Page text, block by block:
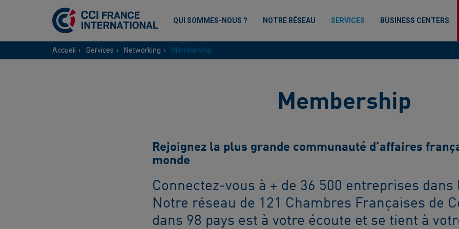
QUI SOMMES-NOUS ? NOTRE RÉSEAU SERVICES BUSINESS CENTERS
Accueil Services Networking Membership
Membership
Rejoignez la plus grande communauté d’affaires
monde
Connectez-vous à + de 36 500 entreprises dans
Notre réseau de 121 Chambres Françaises de
dans 98 pays est à votre écoute et se tient à